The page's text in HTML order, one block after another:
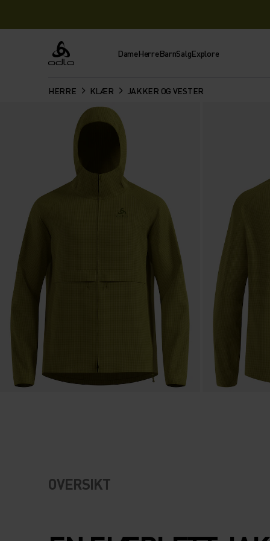
Odlo DameHerreBarnSalgExplore
HERRE KLÆR JAKKER OG VESTER
OVERSIKT